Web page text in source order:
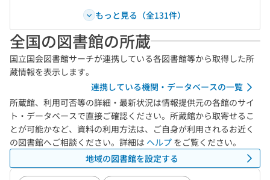
もっと見る（全131件）
全国の図書館の所蔵
国立国会図書館サーチが連携している各図書館等から取得した所
蔵情報を表示します。
連携している機関・データベースの一覧
所蔵館、利用可否等の詳細・最新状況は情報提供元の各館のサイ
ト・データベースで直接ご確認ください。所蔵館から取寄せるこ
とが可能かなど、資料の利用方法は、ご自身が利用されるお近く
の図書館へご相談ください。詳細は ヘルプ をご覧ください。
地域の図書館を設定する